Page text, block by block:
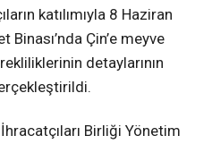
katılımıyla 8 Haziran
Çin’e meyve
detaylarının
Birliği Yönetim